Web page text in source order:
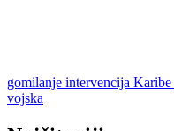
gomilanje intervencija Karibe
vojska